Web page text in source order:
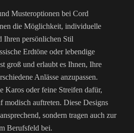
Musteroptionen bei Cord
die Möglichkeit, individuelle
Ihren persönlichen Stil
Erdtöne oder lebendige
groß und erlaubt es Ihnen, Ihre
Anlässe anzupassen.
Karos oder feine Streifen dafür,
modisch auftreten. Diese Designs
sondern tragen auch zur
Berufsfeld bei.